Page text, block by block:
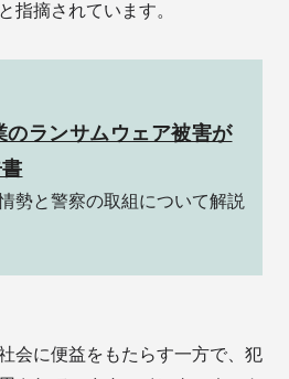
指摘されています。
ランサムウェア被害が
勢と警察の取組について解説
会に便益をもたらす一方で、犯